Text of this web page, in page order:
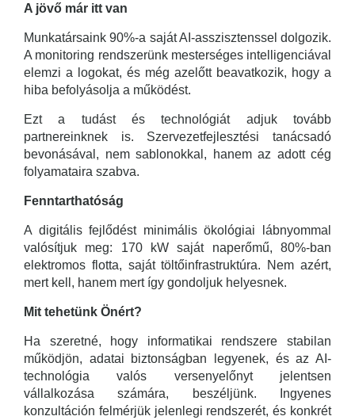
A jövő már itt van
Munkatársaink 90%-a saját AI-asszisztenssel dolgozik.
A monitoring rendszerünk mesterséges intelligenciával
elemzi a logokat, és még azelőtt beavatkozik, hogy a
hiba befolyásolja a működést.
Ezt a tudást és technológiát adjuk tovább
partnereinknek is. Szervezetfejlesztési tanácsadó
bevonásával, nem sablonokkal, hanem az adott cég
folyamataira szabva.
Fenntarthatóság
A digitális fejlődést minimális ökológiai lábnyommal
valósítjuk meg: 170 kW saját naperőmű, 80%-ban
elektromos flotta, saját töltőinfrastruktúra. Nem azért,
mert kell, hanem mert így gondoljuk helyesnek.
Mit tehetünk Önért?
Ha szeretné, hogy informatikai rendszere stabilan
működjön, adatai biztonságban legyenek, és az AI-
technológia valós versenyelőnyt jelentsen
vállalkozása számára, beszéljünk. Ingyenes
konzultáción felmérjük jelenlegi rendszerét, és konkrét